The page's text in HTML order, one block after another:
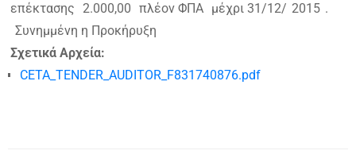
επέκτασης 2.000,00 πλέον ΦΠΑ μέχρι 31/12/ 2015 .
Συνημμένη η Προκήρυξη
Σχετικά Αρχεία:
CETA_TENDER_AUDITOR_F831740876.pdf